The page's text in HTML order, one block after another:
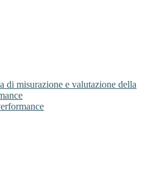
di misurazione e valutazione della